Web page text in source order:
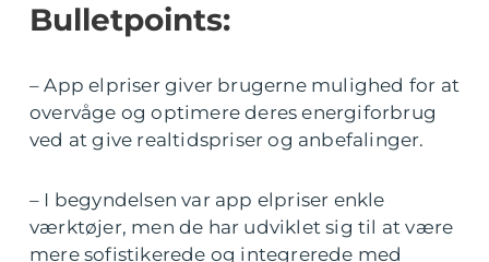
Bulletpoints:
– App elpriser giver brugerne mulighed for at
overvåge og optimere deres energiforbrug
ved at give realtidspriser og anbefalinger.
– I begyndelsen var app elpriser enkle
værktøjer, men de har udviklet sig til at være
mere sofistikerede og integrerede med